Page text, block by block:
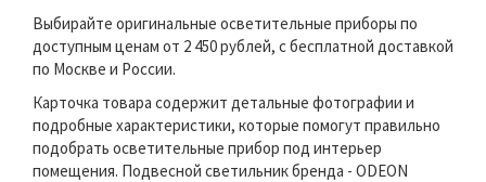
Выбирайте оригинальные осветительные приборы по
доступным ценам от 2 450 рублей, с бесплатной доставкой
по Москве и России.
Карточка товара содержит детальные фотографии и
подробные характеристики, которые помогут правильно
подобрать осветительные прибор под интерьер
помещения. Подвесной светильник бренда - ODEON